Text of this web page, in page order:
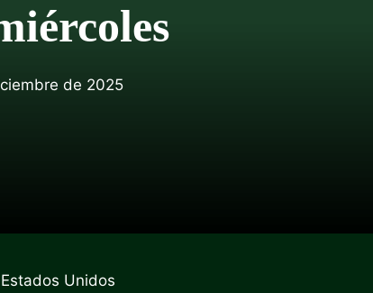
de 2025
Unidos